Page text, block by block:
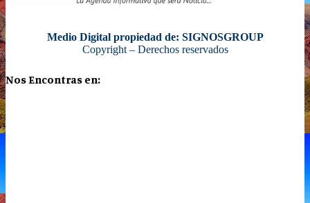
Medio Digital propiedad de: SIGNOSGROUP
Copyright – Derechos reservados
Nos Encontras en: